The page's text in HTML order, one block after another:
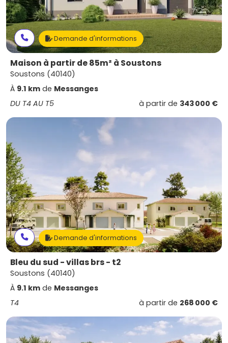
Demande d'informations
Maison à partir de 85m² à Soustons
Soustons (40140)
À 9.1 km de Messanges
DU T4 AU T5
à partir de 343 000 €
Demande d'informations
Bleu du sud - villas brs - t2
Soustons (40140)
À 9.1 km de Messanges
T4
à partir de 268 000 €